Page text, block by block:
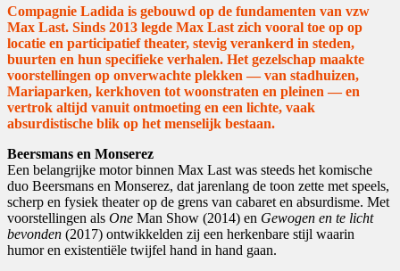
Compagnie Ladida is gebouwd op de fundamenten van vzw
Max Last. Sinds 2013 legde Max Last zich vooral toe op op
locatie en participatief theater, stevig verankerd in steden,
buurten en hun specifieke verhalen. Het gezelschap maakte
voorstellingen op onverwachte plekken — van stadhuizen,
Mariaparken, kerkhoven tot woonstraten en pleinen — en
vertrok altijd vanuit ontmoeting en een lichte, vaak
absurdistische blik op het menselijk bestaan.
Beersmans en Monserez
Een belangrijke motor binnen Max Last was steeds het komische
duo Beersmans en Monserez, dat jarenlang de toon zette met speels,
scherp en fysiek theater op de grens van cabaret en absurdisme. Met
voorstellingen als One Man Show (2014) en Gewogen en te licht
bevonden (2017) ontwikkelden zij een herkenbare stijl waarin
humor en existentiële twijfel hand in hand gaan.